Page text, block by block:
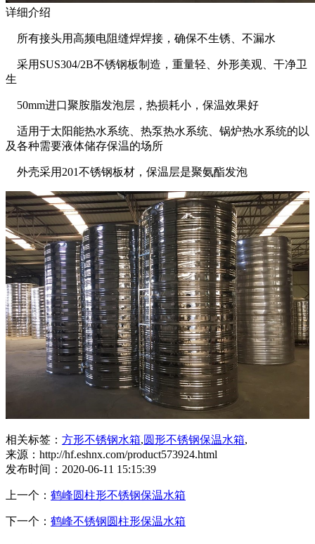
详细介绍
所有接头用高频电阻缝焊焊接，确保不生锈、不漏水
采用SUS304/2B不锈钢板制造，重量轻、外形美观、干净卫
生
50mm进口聚胺脂发泡层，热损耗小，保温效果好
适用于太阳能热水系统、热泵热水系统、锅炉热水系统的以
及各种需要液体储存保温的场所
外壳采用201不锈钢板材，保温层是聚氨酯发泡
相关标签： 方形不锈钢水箱,圆形不锈钢保温水箱,
来源：http://hf.eshnx.com/product573924.html
发布时间：2020-06-11 15:15:39
上一个： 鹤峰圆柱形不锈钢保温水箱
下一个： 鹤峰不锈钢圆柱形保温水箱